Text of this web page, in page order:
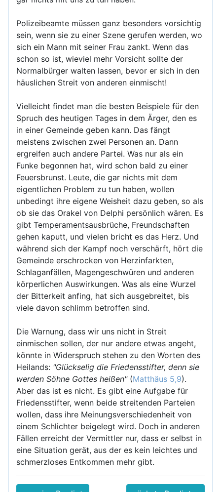
Polizeibeamte müssen ganz besonders vorsichtig
sein, wenn sie zu einer Szene gerufen werden, wo
sich ein Mann mit seiner Frau zankt. Wenn das
schon so ist, wieviel mehr Vorsicht sollte der
Normalbürger walten lassen, bevor er sich in den
häuslichen Streit von anderen einmischt!
Vielleicht findet man die besten Beispiele für den
Spruch des heutigen Tages in dem Ärger, den es
in einer Gemeinde geben kann. Das fängt
meistens zwischen zwei Personen an. Dann
ergreifen auch andere Partei. Was nur als ein
Funke begonnen hat, wird schon bald zu einer
Feuersbrunst. Leute, die gar nichts mit dem
eigentlichen Problem zu tun haben, wollen
unbedingt ihre eigene Weisheit dazu geben, so als
ob sie das Orakel von Delphi persönlich wären. Es
gibt Temperamentsausbrüche, Freundschaften
gehen kaputt, und vielen bricht es das Herz. Und
während sich der Kampf noch verschärft, hört die
Gemeinde erschrocken von Herzinfarkten,
Schlaganfällen, Magengeschwüren und anderen
körperlichen Auswirkungen. Was als eine Wurzel
der Bitterkeit anfing, hat sich ausgebreitet, bis
viele davon schlimm betroffen sind.
Die Warnung, dass wir uns nicht in Streit
einmischen sollen, der nur andere etwas angeht,
könnte in Widerspruch stehen zu den Worten des
Heilands: "Glückselig die Friedensstifter, denn sie
werden Söhne Gottes heißen"(Matthäus 5,9).
Aber das ist es nicht. Es gibt eine Aufgabe für
Friedensstifter, wenn beide streitenden Parteien
wollen, dass ihre Meinungsverschiedenheit von
einem Schlichter beigelegt wird. Doch in anderen
Fällen erreicht der Vermittler nur, dass er selbst in
eine Situation gerät, aus der es kein leichtes und
schmerzloses Entkommen mehr gibt.